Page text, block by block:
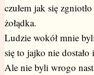
czułem jak się
żołądka.
Ludzie wokół mnie
się to jajko nie
Ale nie byli wrogo